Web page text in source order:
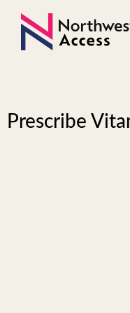
Prescribe